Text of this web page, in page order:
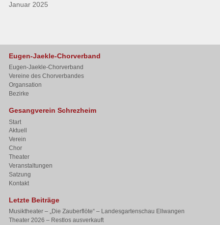
Januar 2025
Eugen-Jaekle-Chorverband
Eugen-Jaekle-Chorverband
Vereine des Chorverbandes
Organsation
Bezirke
Gesangverein Schrezheim
Start
Aktuell
Verein
Chor
Theater
Veranstaltungen
Satzung
Kontakt
Letzte Beiträge
Musiktheater – „Die Zauberflöte“ – Landesgartenschau Ellwangen
Theater 2026 – Restlos ausverkauft